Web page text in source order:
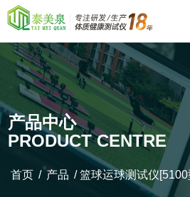
产品中心
PRODUCT CENTRE
首页 / 产品 /篮球运球测试仪